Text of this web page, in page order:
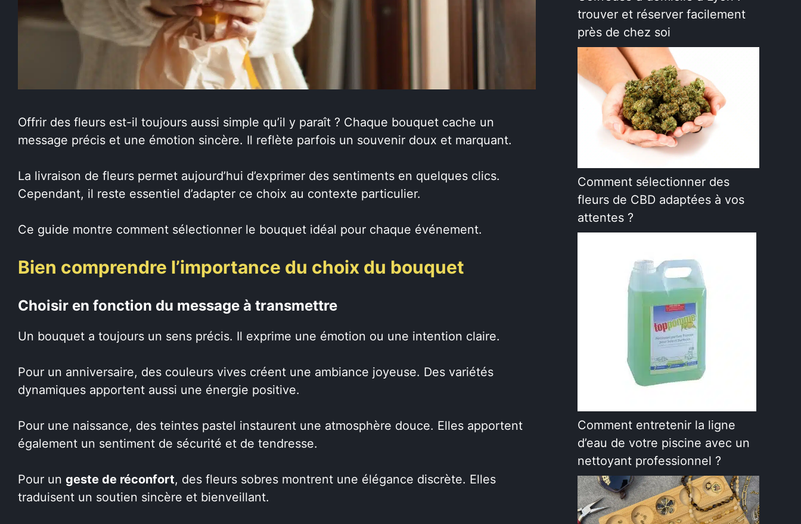
Offrir des fleurs est-il toujours aussi simple qu’il y paraît ? Chaque bouquet cache un
message précis et une émotion sincère. Il reflète parfois un souvenir doux et marquant.
La livraison de fleurs permet aujourd’hui d’exprimer des sentiments en quelques clics.
Cependant, il reste essentiel d’adapter ce choix au contexte particulier.
Ce guide montre comment sélectionner le bouquet idéal pour chaque événement.
Bien comprendre l’importance du choix du bouquet
Choisir en fonction du message à transmettre
Un bouquet a toujours un sens précis. Il exprime une émotion ou une intention claire.
Pour un anniversaire, des couleurs vives créent une ambiance joyeuse. Des variétés
dynamiques apportent aussi une énergie positive.
Pour une naissance, des teintes pastel instaurent une atmosphère douce. Elles apportent
également un sentiment de sécurité et de tendresse.
Pour un geste de réconfort, des fleurs sobres montrent une élégance discrète. Elles
traduisent un soutien sincère et bienveillant.
trouver et réserver facilement
près de chez soi
Comment sélectionner des
fleurs de CBD adaptées à vos
attentes ?
Comment entretenir la ligne
d’eau de votre piscine avec un
nettoyant professionnel ?